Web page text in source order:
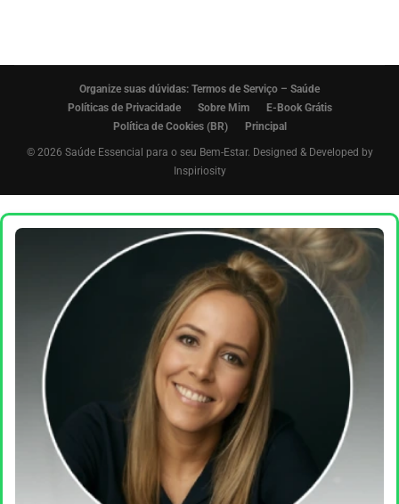
Organize suas dúvidas: Termos de Serviço – Saúde
Políticas de Privacidade
Sobre Mim
E-Book Grátis
Política de Cookies (BR)
Principal
© 2026 Saúde Essencial para o seu Bem-Estar. Designed & Developed by
Inspiriosity